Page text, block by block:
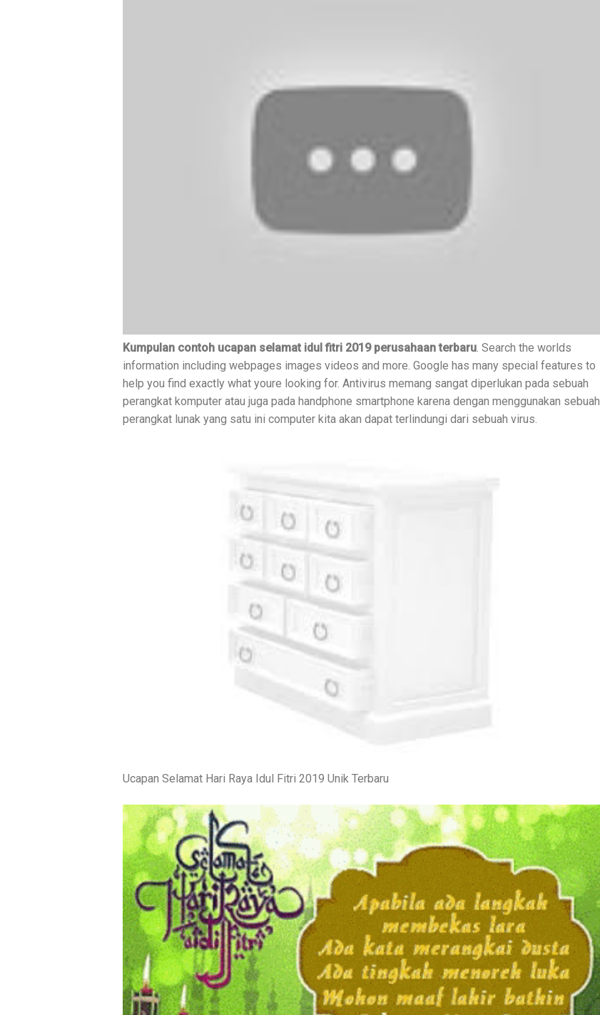
Kumpulan contoh ucapan selamat idul fitri 2019 perusahaan terbaru. Search the worlds
information including webpages images videos and more. Google has many special features to
help you find exactly what youre looking for. Antivirus memang sangat diperlukan pada sebuah
perangkat komputer atau juga pada handphone smartphone karena dengan menggunakan sebuah
perangkat lunak yang satu ini computer kita akan dapat terlindungi dari sebuah virus.
Ucapan Selamat Hari Raya Idul Fitri 2019 Unik Terbaru